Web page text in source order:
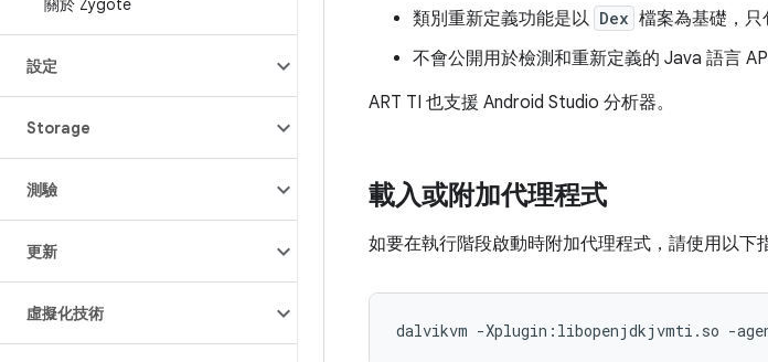
關於 Zygote
設定
Storage
測驗
更新
虛擬化技術
類別重新定義功能是以 Dex 檔案為基礎，只
不會公開用於檢測和重新定義的 Java 語言 API
ART TI 也支援 Android Studio 分析器。
載入或附加代理程式
如要在執行階段啟動時附加代理程式，請使用以下
dalvikvm -Xplugin:libopenjdkjvmti.so -